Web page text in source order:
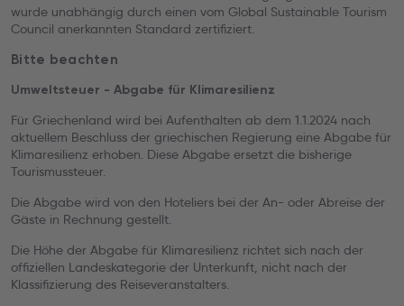
wurde unabhängig durch einen vom Global Sustainable Tourism
Council anerkannten Standard zertifiziert.
Bitte beachten
Umweltsteuer - Abgabe für Klimaresilienz
Für Griechenland wird bei Aufenthalten ab dem 1.1.2024 nach
aktuellem Beschluss der griechischen Regierung eine Abgabe für
Klimaresilienz erhoben. Diese Abgabe ersetzt die bisherige
Tourismussteuer.
Die Abgabe wird von den Hoteliers bei der An- oder Abreise der
Gäste in Rechnung gestellt.
Die Höhe der Abgabe für Klimaresilienz richtet sich nach der
offiziellen Landeskategorie der Unterkunft, nicht nach der
Klassifizierung des Reiseveranstalters.